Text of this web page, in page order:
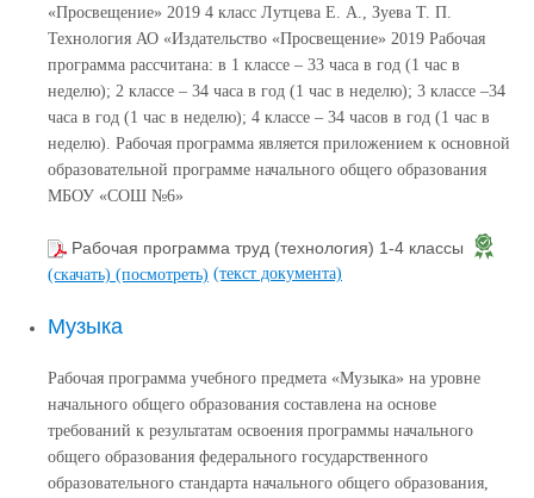
«Просвещение» 2019 4 класс Лутцева Е. А., Зуева Т. П.
Технология АО «Издательство «Просвещение» 2019 Рабочая
программа рассчитана: в 1 классе – 33 часа в год (1 час в
неделю); 2 классе – 34 часа в год (1 час в неделю); 3 классе –34
часа в год (1 час в неделю); 4 классе – 34 часов в год (1 час в
неделю). Рабочая программа является приложением к основной
образовательной программе начального общего образования
МБОУ «СОШ №6»
Рабочая программа труд (технология) 1-4 классы
(скачать) (посмотреть) (текст документа)
Музыка
Рабочая программа учебного предмета «Музыка» на уровне
начального общего образования составлена на основе
требований к результатам освоения программы начального
общего образования федерального государственного
образовательного стандарта начального общего образования,